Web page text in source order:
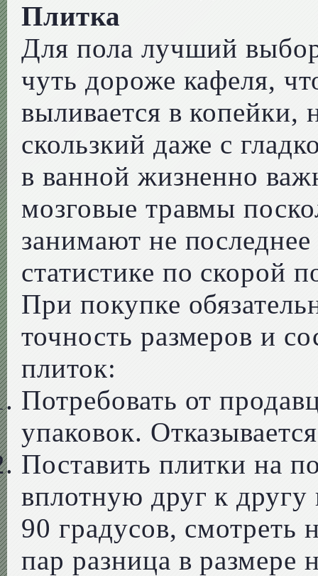
Плитка
Для пола лучший
чуть дороже кафеля,
выливается в копейки,
скользкий даже с
в ванной жизненно
мозговые травмы
занимают не
статистике по скорой
При покупке
точность размеров и
плиток:
Потребовать от
упаковок.
Поставить плитки на
вплотную друг к
90 градусов, смотреть
пар разница в